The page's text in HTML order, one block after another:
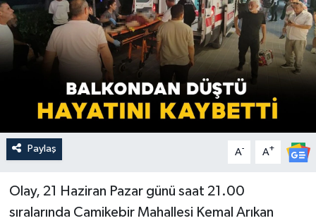
Paylaş A- A+
Olay, 21 Haziran Pazar günü saat 21.00
sıralarında Camikebir Mahallesi Kemal Arıkan